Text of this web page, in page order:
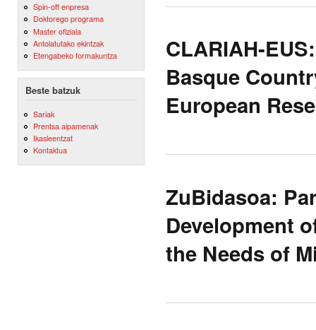
Spin-off enpresa
Doktorego programa
Master ofiziala
Antolatutako ekintzak
Etengabeko formakuntza
Beste batzuk
Sariak
Prentsa aipamenak
Ikasleentzat
Kontaktua
CLARIAH-
Basque
European
ZuBidasoa:
Development
the Needs of